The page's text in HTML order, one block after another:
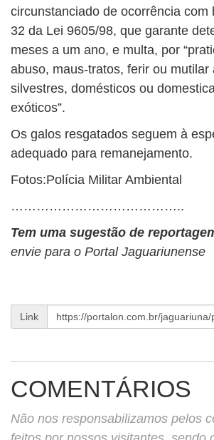
circunstanciado de ocorrência com
32 da Lei 9605/98, que garante
meses a um ano, e multa, por
abuso, maus-tratos, ferir ou mutilar
silvestres, domésticos ou
exóticos”.
Os galos resgatados seguem à
adequado para remanejamento.
Fotos:Polícia Militar Ambiental
…………………………………..
Tem uma sugestão de
envie para o Portal Jaguariunense
Link
COMENTÁRIOS
Não nos responsabilizamos pelos